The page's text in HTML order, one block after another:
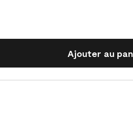
Ajouter au